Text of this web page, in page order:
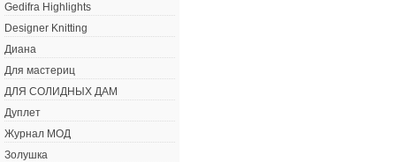
Gedifra Highlights
Designer Knitting
Диана
Для мастериц
ДЛЯ СОЛИДНЫХ ДАМ
Дуплет
Журнал МОД
Золушка